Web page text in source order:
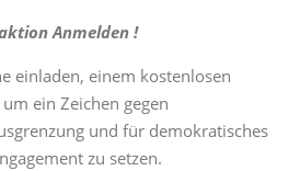
Anmelden !
einladen, einem kostenlosen
ein Zeichen gegen
und für demokratisches
zu setzen.